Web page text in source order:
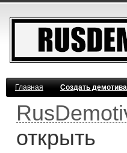
Главная Создать
открыть